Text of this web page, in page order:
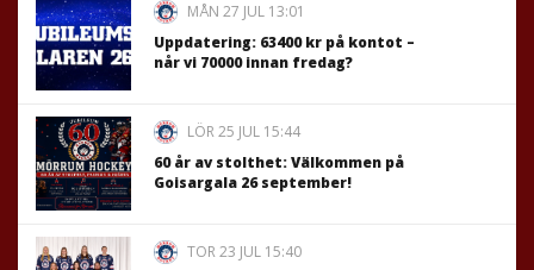
MÅN 27 JUL 13:01
Uppdatering: 63400 kr på kontot –
når vi 70000 innan fredag?
LÖR 25 JUL 15:44
60 år av stolthet: Välkommen på
Goisargala 26 september!
TOR 23 JUL 15:40